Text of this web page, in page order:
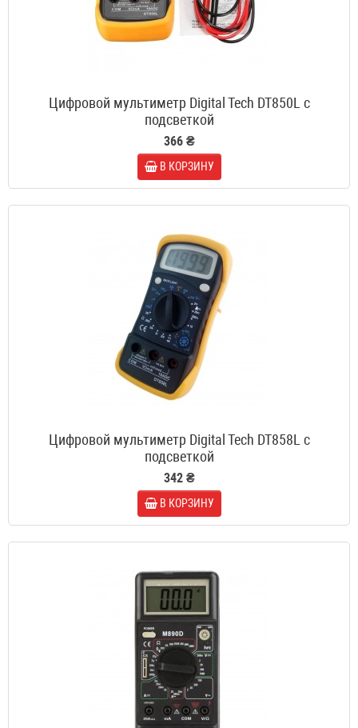
Цифровой мультиметр Digital Tech DT850L с
подсветкой
366 ₴
В КОРЗИНУ
Цифровой мультиметр Digital Tech DT858L с
подсветкой
342 ₴
В КОРЗИНУ